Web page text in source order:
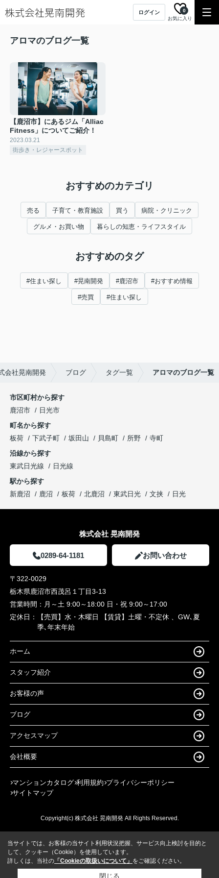
ログイン
お気に入り
0
アロマのブログ一覧
【鹿沼市】にあるジム「Alliac
Fitness」についてご紹介！
2023.03.21
街歩き・レジャースポット
おすすめのカテゴリ
売る 子育て・教育施設 買う 病院・クリニック
グルメ・お買い物 暮らしの知恵・ライフスタイル
おすすめのタグ
#住まい探し #晃南開発 #鹿沼市 #おすすめ情報
#売買 #住まい探し
会社晃南開発 ブログ タグ一覧 アロマのブログ一覧
市区町村から探す
鹿沼市
日光市
町名から探す
板荷
下武子町 坂田山 貝島町 所野
寺町
沿線から探す
東武日光線
日光線
駅から探す
新鹿沼
鹿沼 板荷 北鹿沼 東武日光 文挟 日光
株式会社 晃南開発
0289-64-1181 お問い合わせ
〒322-0029
栃木県鹿沼市西茂呂１丁目3-13
営業時間： 月～土 9:00～18:00 日・祝 9:00～17:00
定休日：
【売買】水・木曜日 【賃貸】土曜・不定休 、GW､夏
季､年末年始
ホーム
スタッフ紹介
お客様の声
ブログ
アクセスマップ
会社概要
マンションカタログ 利用規約 プライバシーポリシー
サイトマップ
Copyright(c) 株式会社 晃南開発 All Rights Reserved.
当サイトでは、お客様の当サイト利用状況把握、サービス向上検討を目的と
して、クッキー（Cookie）を使用しています。
詳しくは、当社の 「Cookieの取扱いについて」 をご確認ください。
閉じる